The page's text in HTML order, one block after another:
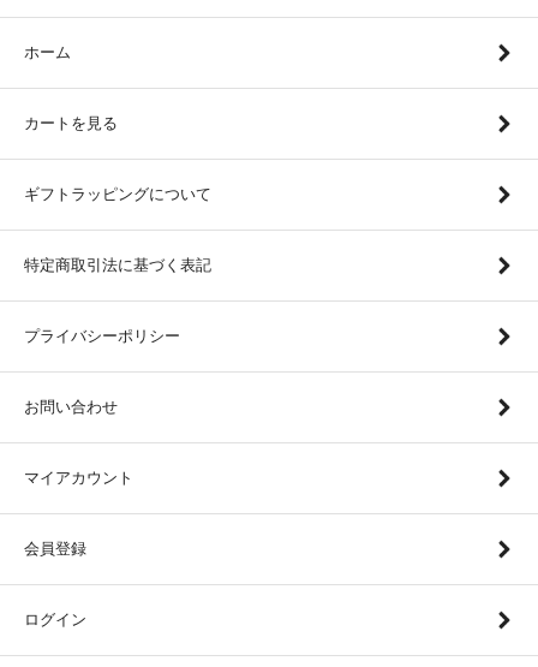
ホーム
カートを見る
ギフトラッピングについて
特定商取引法に基づく表記
プライバシーポリシー
お問い合わせ
マイアカウント
会員登録
ログイン